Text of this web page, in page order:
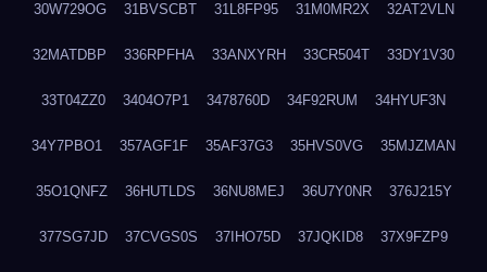
30W729OG 31BVSCBT 31L8FP95 31M0MR2X 32AT2VLN
32MATDBP 336RPFHA 33ANXYRH 33CR504T 33DY1V30
33T04ZZ0 3404O7P1 3478760D 34F92RUM 34HYUF3N
34Y7PBO1 357AGF1F 35AF37G3 35HVS0VG 35MJZMAN
35O1QNFZ 36HUTLDS 36NU8MEJ 36U7Y0NR 376J215Y
377SG7JD 37CVGS0S 37IHO75D 37JQKID8 37X9FZP9